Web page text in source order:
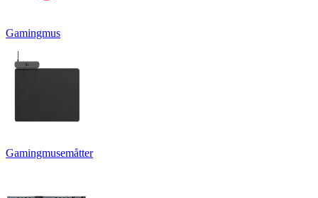
Gamingmus
Gamingmusemåtter